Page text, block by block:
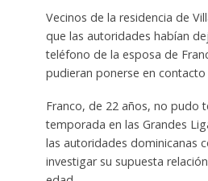
Vecinos de la residencia de
que las autoridades habían
teléfono de la esposa de
pudieran ponerse en contacto
Franco, de 22 años, no pudo
temporada en las Grandes
las autoridades dominicanas
investigar su supuesta